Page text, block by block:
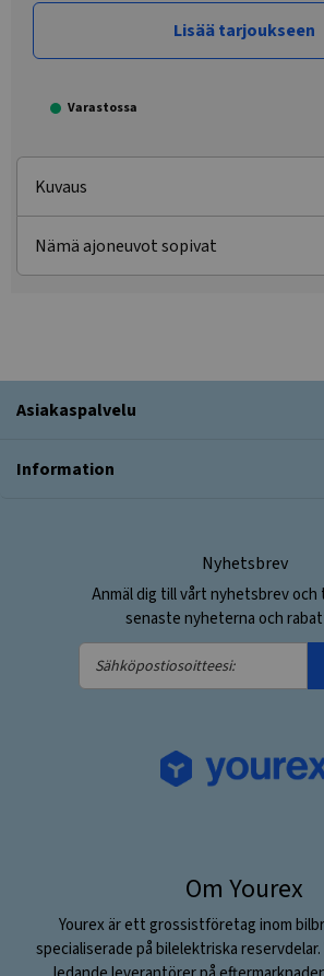
Lisää tarjoukseen
Varastossa
Kuvaus
Nämä ajoneuvot sopivat
Asiakaspalvelu
Information
Nyhetsbrev
Anmäl dig till vårt nyhetsbrev och
senaste nyheterna och
Sähköpostiosoitteesi:
Om Yourex
Yourex är ett grossistföretag inom
specialiserade på bilelektriska reservdelar.